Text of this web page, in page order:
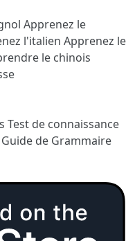
Apprenez le
l'italien Apprenez le
le chinois
Test de connaissance
Guide de Grammaire